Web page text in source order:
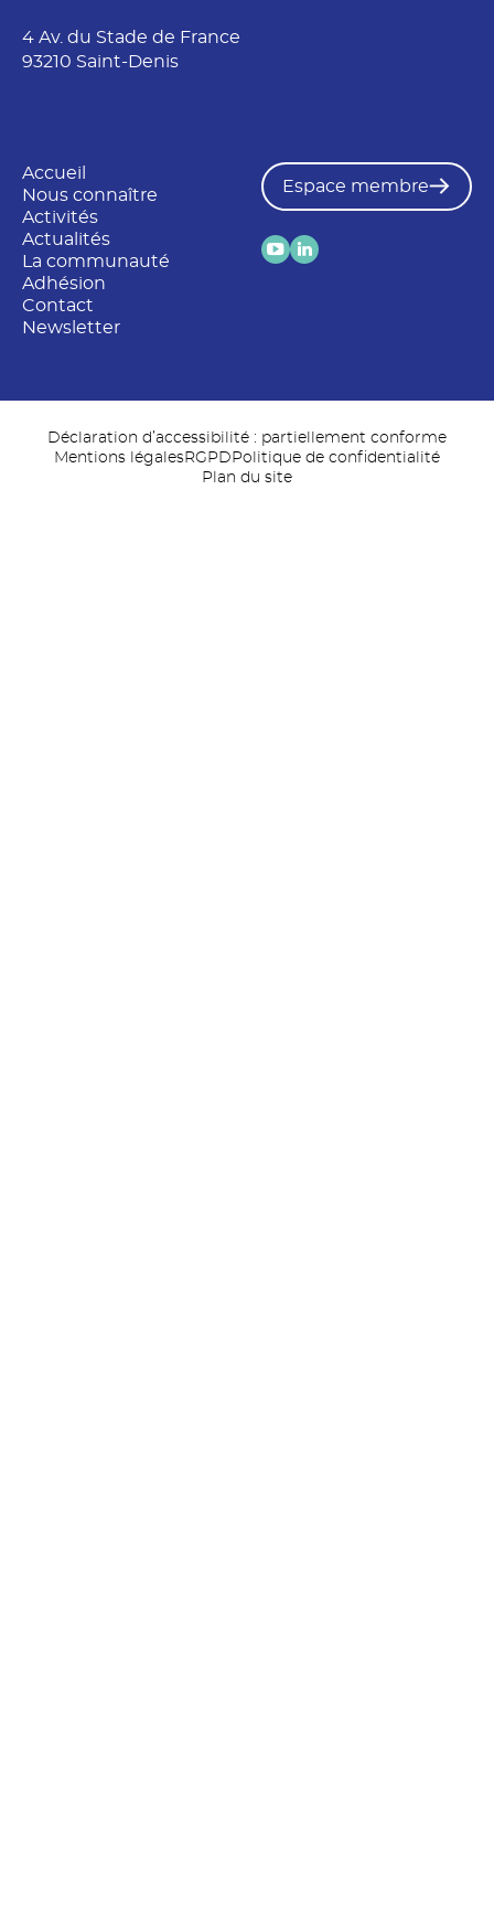
4 Av. du Stade de France
93210 Saint-Denis
Accueil
Nous connaître
Activités
Actualités
La communauté
Adhésion
Contact
Newsletter
Espace membre
Déclaration d’accessibilité : partiellement conforme
Mentions légalesRGPD Politique de confidentialité
Plan du site